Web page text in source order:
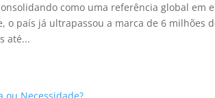
como uma referência global em
o país já ultrapassou a marca de 6 milhões
até...